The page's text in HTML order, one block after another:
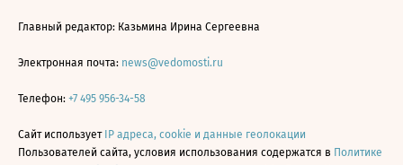
Главный редактор: Казьмина Ирина Сергеевна
Электронная почта: news@vedomosti.ru
Телефон: +7 495 956-34-58
Сайт использует IP адреса, cookie и данные геолокации
Пользователей сайта, условия использования содержатся в Политике